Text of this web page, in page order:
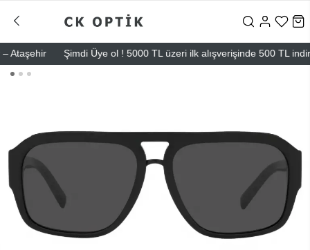
Şimdi Üye ol ! 5000 TL üzeri ilk alışverişinde 500 TL indirim